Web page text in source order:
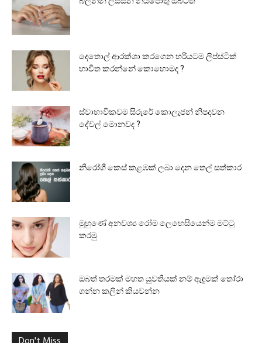
දෙතොල් ආරක්ශා කරගෙන හරියටම ලිප්ස්ටික්
භාවිත කරන්නේ කොහොමද ?
ස්වාභාවිකවම සිරුරේ කොලැජන් නිපදවන
දේවල් මොනවද ?
නිරෝගී කෙස් කළඹක් ලබා දෙන තෙල් සත්කාර
මුහුණේ අනවශ්‍ය රෝම ලෙහෙසියෙන්ම මට්ටු
කරමු
ඔබත් තරමක් මහත යුවතියක් නම් ඇඳුමක් තෝරා
ගන්න කලින් කියවන්න